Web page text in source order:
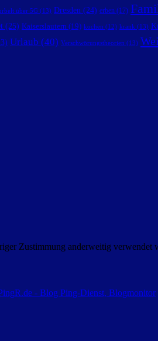
über 5G (13) Dresden (24) erben (17)
(25) Kaiserslautern (19) kochen (12) krank (13)
Urlaub (40) Verschwörungstheorien (13)
Zustimmung anderweitig verwendet